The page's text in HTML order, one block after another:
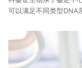
可以满足不同类型DNA